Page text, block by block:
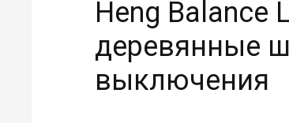
Heng Balance
деревянные
выключения